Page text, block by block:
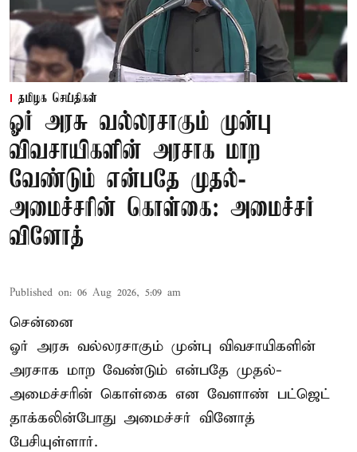
தமிழக செய்திகள்
ஓர் அரசு வல்லரசாகும் முன்பு
விவசாயிகளின் அரசாக மாற
வேண்டும் என்பதே முதல்-
அமைச்சரின் கொள்கை: அமைச்சர்
வினோத்
Published on: 06 Aug 2026, 5:09 am
சென்னை
ஓர் அரசு வல்லரசாகும் முன்பு விவசாயிகளின்
அரசாக மாற வேண்டும் என்பதே முதல்-
அமைச்சரின் கொள்கை என வேளாண் பட்ஜெட்
தாக்கலின்போது அமைச்சர் வினோத்
பேசியுள்ளார்.